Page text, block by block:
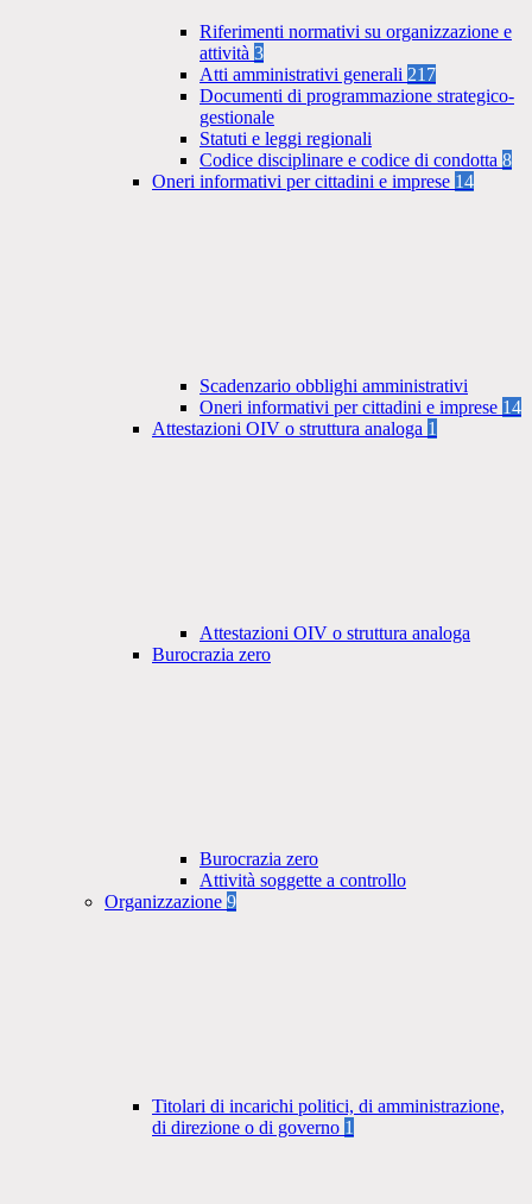
Riferimenti normativi su organizzazione e
attività 3
Atti amministrativi generali 217
Documenti di programmazione strategico-
gestionale
Statuti e leggi regionali
Codice disciplinare e codice di condotta 8
Oneri informativi per cittadini e imprese 14
Scadenzario obblighi amministrativi
Oneri informativi per cittadini e imprese 14
Attestazioni OIV o struttura analoga 1
Attestazioni OIV o struttura analoga
Burocrazia zero
Burocrazia zero
Attività soggette a controllo
Organizzazione 9
Titolari di incarichi politici, di amministrazione,
di direzione o di governo 1